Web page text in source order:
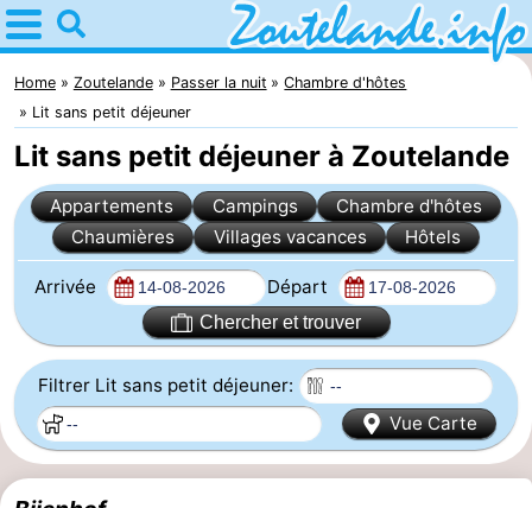
Home
Zoutelande
Astuces
Avec
enfants
Webcam
Webcam
Langstraat
Webcam
Plage
Passer
la
Appartements
Home Zoutelande Passer la nuit
Chambre d'hôtes
Lit sans petit déjeuner
Lit sans petit déjeuner à Zoutelande
Appartements Campings
Chambre d'hôtes
Chaumières
Villages vacances Hôtels
Arrivée Départ
Chercher et trouver
Filtrer Lit sans petit déjeuner:
Vue Carte